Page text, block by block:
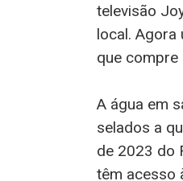
televisão
local. Agora
que compre
A água em
selados a
de 2023 do
têm acesso